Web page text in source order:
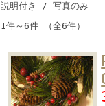
説明付き / 写真のみ
1件～6件 （全6件）